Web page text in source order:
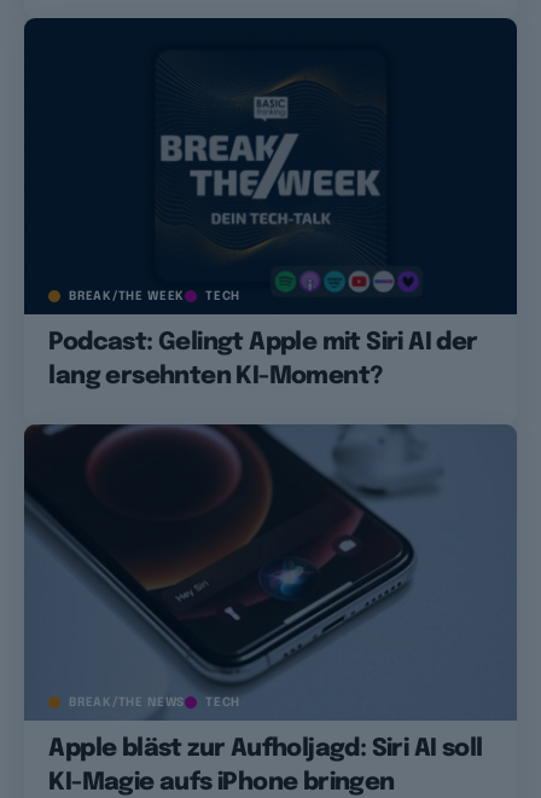
BREAK/THE WEEK TECH
Podcast: Gelingt Apple mit Siri AI der
lang ersehnten KI-Moment?
BREAK/THE NEWS TECH
Apple bläst zur Aufholjagd: Siri AI soll
KI-Magie aufs iPhone bringen